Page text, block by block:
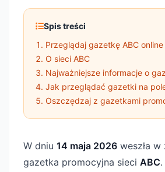
Spis treści
Przeglądaj gazetkę ABC online
O sieci ABC
Najważniejsze informacje o
Jak przeglądać gazetki na
Oszczędzaj z gazetkami
W dniu 14 maja 2026 weszła
gazetka promocyjna sieci ABC